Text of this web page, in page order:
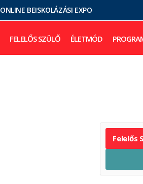
ONLINE BEISKOLÁZÁSI EXPO
FELELŐS SZÜLŐ ÉLETMÓD
Felelős